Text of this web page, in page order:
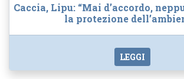
Caccia, Lipu: “Mai d’accordo,
la protezione
LEGGI